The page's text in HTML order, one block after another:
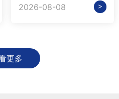
2026-08-08 >
更多